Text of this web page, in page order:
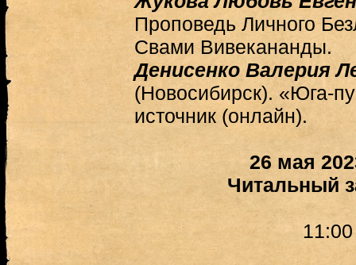
Проповедь Личного
Свами Вивекананды.
Денисенко Валерия
(Новосибирск). «Юга-
источник (онлайн).
26 мая
Читальный